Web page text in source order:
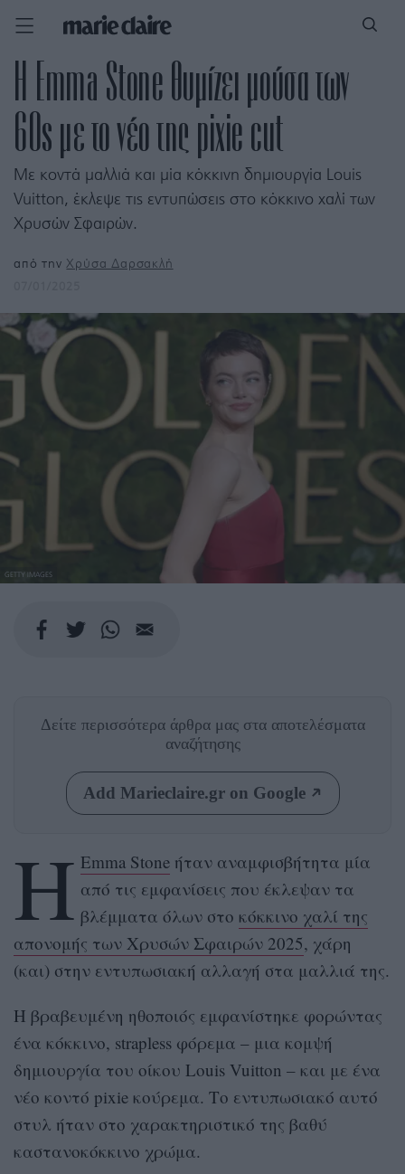
Η Emma Stone θυμίζει μούσα των
60s με το νέο της pixie cut
Με κοντά μαλλιά και μία κόκκινη δημιουργία Louis
Vuitton, έκλεψε τις εντυπώσεις στο κόκκινο χαλί των
Χρυσών Σφαιρών.
από τηνΧρύσα Δαρσακλή
GETTY IMAGES
Δείτε περισσότερα άρθρα μας στα αποτελέσματα
αναζήτησης
Add Marieclaire.gr on Google
Η Emma Stoneήταν αναμφισβήτητα μία
από τις εμφανίσεις που έκλεψαν τα
βλέμματα όλων στο κόκκινo χαλί της
απονομής των Χρυσών Σφαιρών 2025, χάρη
(και) στην εντυπωσιακή αλλαγή στα μαλλιά της.
Η βραβευμένη ηθοποιός εμφανίστηκε φορώντας
ένα κόκκινο, strapless φόρεμα – μια κομψή
δημιουργία του οίκου Louis Vuitton – και με ένα
νέο κοντό pixie κούρεμα. Το εντυπωσιακό αυτό
στυλ ήταν στο χαρακτηριστικό της βαθύ
καστανοκόκκινο χρώμα.